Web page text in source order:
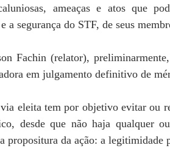
ameaças e atos que
a segurança do STF, de seus
Fachin (relator),
em julgamento definitivo de
eleita tem por objetivo evitar ou
desde que não haja qualquer
propositura da ação: a